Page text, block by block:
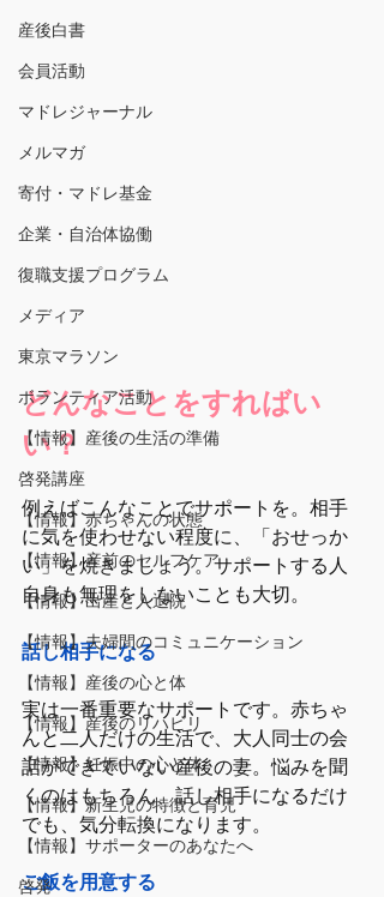
産後白書
会員活動
マドレジャーナル
メルマガ
寄付・マドレ基金
企業・自治体協働
復職支援プログラム
メディア
東京マラソン
ボランティア活動
【情報】産後の生活の準備
啓発講座
【情報】赤ちゃんの状態
【情報】産前のセルフケア
【情報】出産と入退院
【情報】夫婦間のコミュニケーション
【情報】産後の心と体
【情報】産後のリハビリ
【情報】妊娠中の心と体
【情報】新生児の特徴と育児
【情報】サポーターのあなたへ
啓発
どんなことをすればい
い？
例えばこんなことでサポートを。相手
に気を使わせない程度に、「おせっか
い」を焼きましょう。サポートする人
自身も無理をしないことも大切。
話し相手になる
実は一番重要なサポートです。赤ちゃ
んと二人だけの生活で、大人同士の会
話ができていない産後の妻。悩みを聞
くのはもちろん、話し相手になるだけ
でも、気分転換になります。
ご飯を用意する